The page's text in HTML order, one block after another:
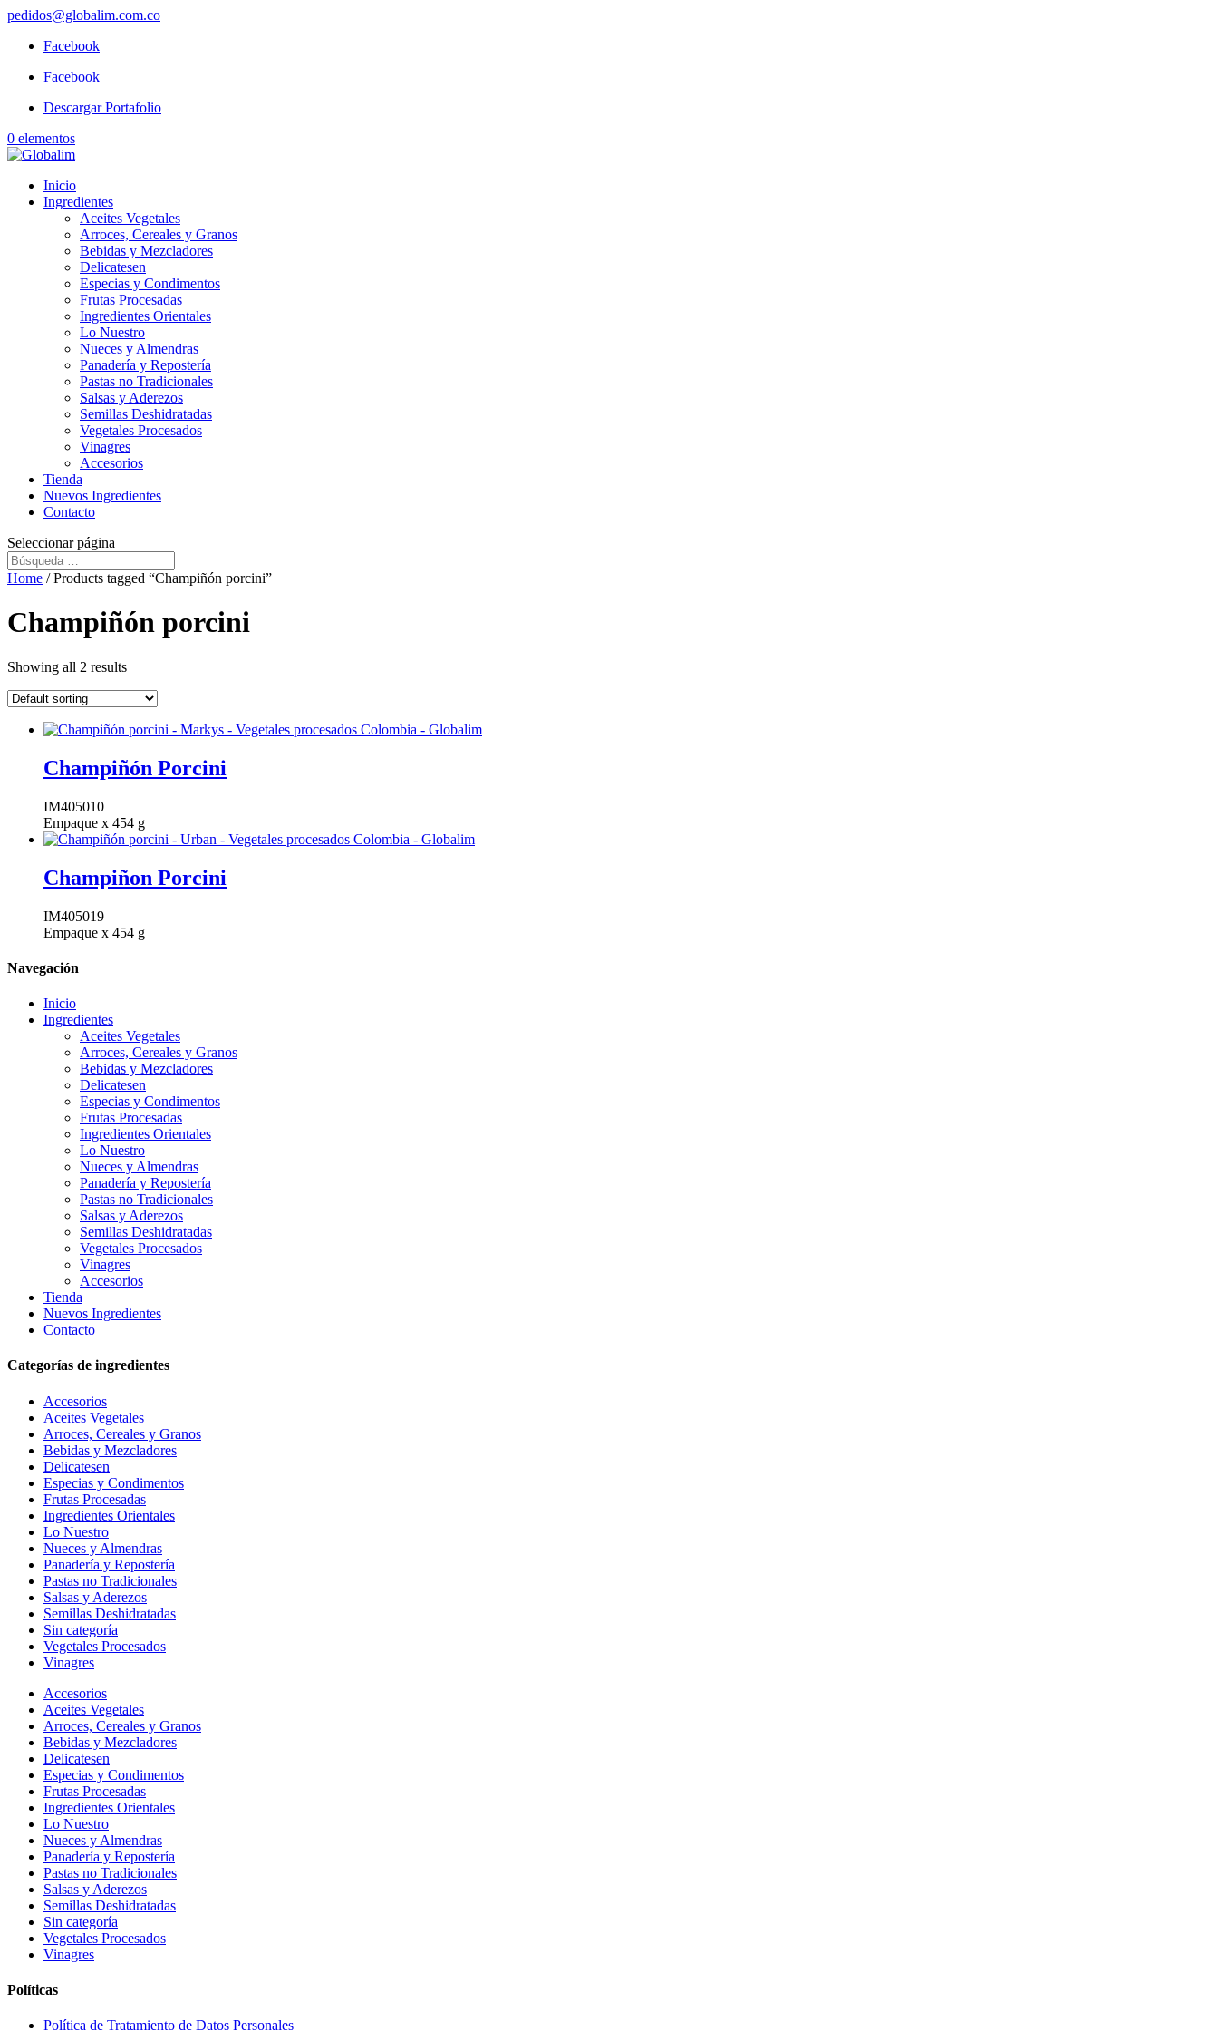
pedidos@globalim.com.co
Facebook
Facebook
Descargar Portafolio
0 elementos
Inicio
Ingredientes
Aceites Vegetales
Arroces, Cereales y Granos
Bebidas y Mezcladores
Delicatesen
Especias y Condimentos
Frutas Procesadas
Ingredientes Orientales
Lo Nuestro
Nueces y Almendras
Panadería y Repostería
Pastas no Tradicionales
Salsas y Aderezos
Semillas Deshidratadas
Vegetales Procesados
Vinagres
Accesorios
Tienda
Nuevos Ingredientes
Contacto
Seleccionar página
Home / Products tagged “Champiñón porcini”
Champiñón porcini
Showing all 2 results
Champiñón Porcini
IM405010
Empaque x 454 g
Champiñon Porcini
IM405019
Empaque x 454 g
Navegación
Inicio
Ingredientes
Aceites Vegetales
Arroces, Cereales y Granos
Bebidas y Mezcladores
Delicatesen
Especias y Condimentos
Frutas Procesadas
Ingredientes Orientales
Lo Nuestro
Nueces y Almendras
Panadería y Repostería
Pastas no Tradicionales
Salsas y Aderezos
Semillas Deshidratadas
Vegetales Procesados
Vinagres
Accesorios
Tienda
Nuevos Ingredientes
Contacto
Categorías de ingredientes
Accesorios
Aceites Vegetales
Arroces, Cereales y Granos
Bebidas y Mezcladores
Delicatesen
Especias y Condimentos
Frutas Procesadas
Ingredientes Orientales
Lo Nuestro
Nueces y Almendras
Panadería y Repostería
Pastas no Tradicionales
Salsas y Aderezos
Semillas Deshidratadas
Sin categoría
Vegetales Procesados
Vinagres
Accesorios
Aceites Vegetales
Arroces, Cereales y Granos
Bebidas y Mezcladores
Delicatesen
Especias y Condimentos
Frutas Procesadas
Ingredientes Orientales
Lo Nuestro
Nueces y Almendras
Panadería y Repostería
Pastas no Tradicionales
Salsas y Aderezos
Semillas Deshidratadas
Sin categoría
Vegetales Procesados
Vinagres
Políticas
Política de Tratamiento de Datos Personales